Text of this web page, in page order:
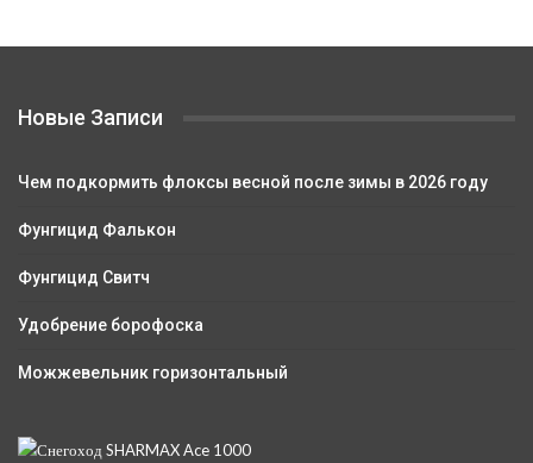
Новые Записи
Чем подкормить флоксы весной после зимы в 2026 году
Фунгицид Фалькон
Фунгицид Свитч
Удобрение борофоска
Можжевельник горизонтальный